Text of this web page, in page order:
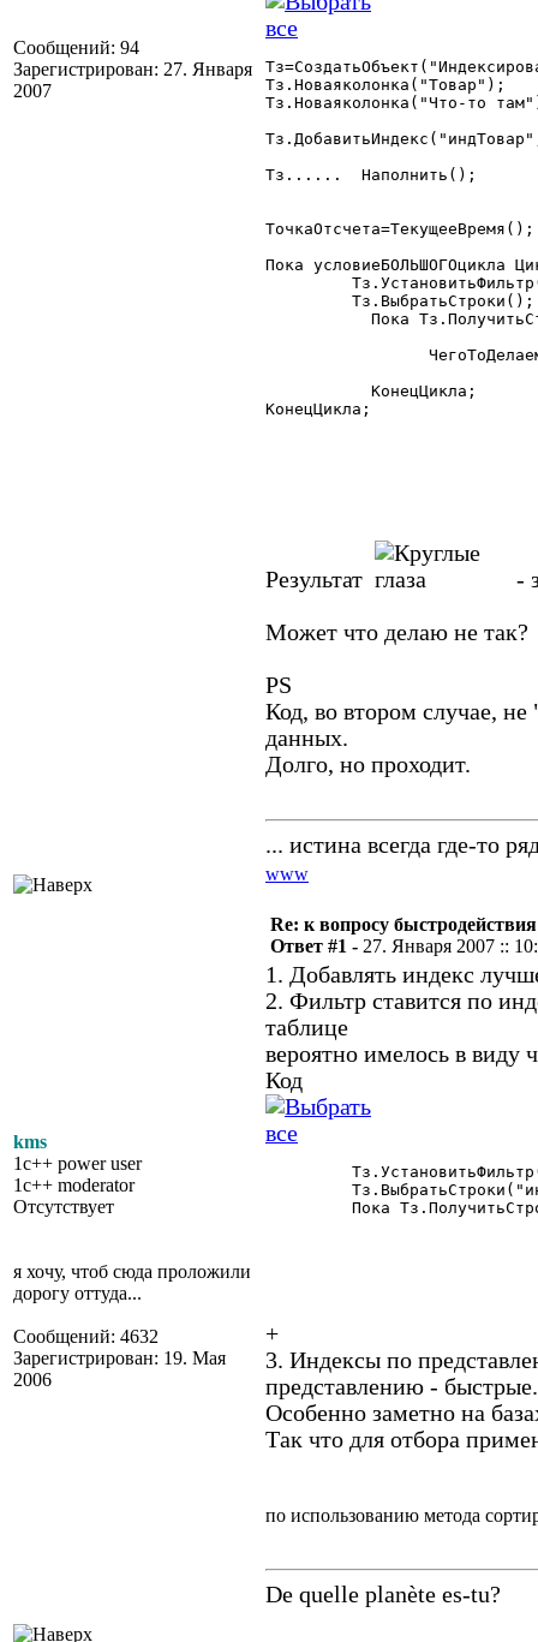
Сообщений: 94
Зарегистрирован: 27. Января
2007
Тз.Новаяколонка("Товар");
Тз.Новаяколонка("Что-то
Тз......  Наполнить();
ТочкаОтсчета=ТекущееВремя();
Пока условиеБОЛЬШОГОцикла
КонецЦикла;
Результат -
Может что делаю не так?
PS
Код, во втором случае,
данных.
Долго, но проходит.
... истина всегда где-то
www
kms
1c++ power user
1c++ moderator
Отсутствует
я хочу, чтоб сюда проложили
дорогу оттуда...
Сообщений: 4632
Зарегистрирован: 19. Мая
2006
Re: к вопросу
Ответ #1 - 27. Января 2007 ::
1. Добавлять индекс
2. Фильтр ставится по
таблице
вероятно имелось в виду
Код
+
3. Индексы по
представлению - быстрые.
Особенно заметно на
Так что для отбора
по использованию метода
De quelle planète es-tu?